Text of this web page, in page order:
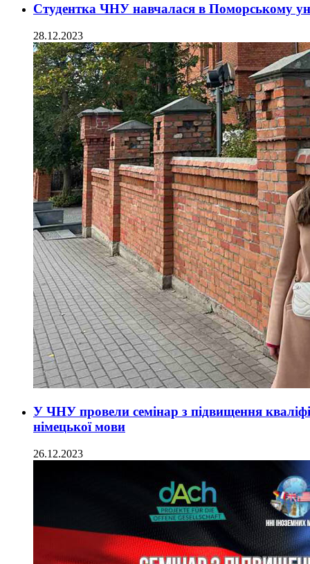
Студентка ЧНУ навчалася в Поморському
28.12.2023
У ЧНУ провели семінар з підвищення
німецької мови
26.12.2023